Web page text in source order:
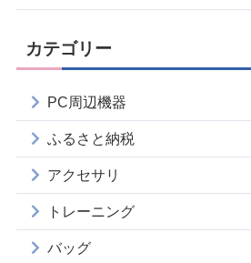
カテゴリー
PC周辺機器
ふるさと納税
アクセサリ
トレーニング
バッグ